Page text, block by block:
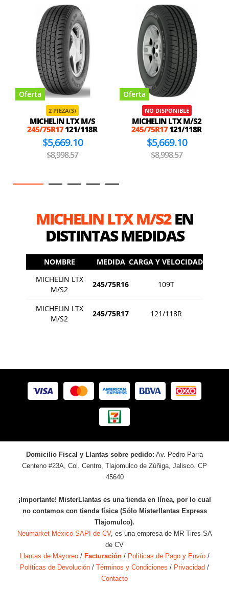
Oferta
2 PIEZA(S)
MICHELIN LTX M/S
245/75R17121/118R
$5,669.10
$8,998.57
Oferta
NO DISPONIBLE
MICHELIN LTX M/S2
245/75R17121/118R
$5,669.10
$8,998.57
MICHELIN LTX M/S2EN
DISTINTAS MEDIDAS
NOMBRE MEDIDA CARGA Y VELOCIDAD
MICHELIN LTX
M/S2
245/75R16 109T
MICHELIN LTX
M/S2
245/75R17 121/118R
Domicilio Fiscal y Llantas sobre pedido: Av. Pedro Parra
Centeno #23A, Col. Centro, Tlajomulco de Zúñiga, Jalisco. CP
45640
¡Importante! MisterLlantas es una tienda en línea, por lo cual
no contamos con tienda física (Sólo Misterllantas Express
Tlajomulco).
Neumarket México SAPI de CV, es una empresa de MR Tires SA
de CV
Llantas de Mayoreo/ Facturación/ Políticas de Pago y Envío/
Políticas de Devolución / Términos y Condiciones / Privacidad /
Contacto